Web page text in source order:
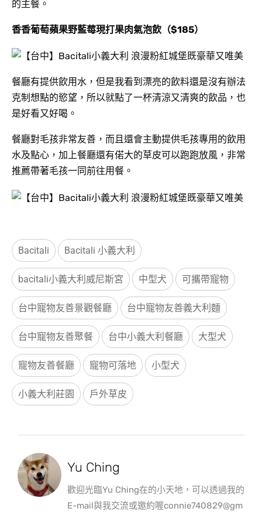
的主餐。
香香葡萄蘋果野藍莓現打果肉氣泡飲（$185）
餐廳有提供飲用水，但是我看到漂亮的飲料還是沒有辦法
克制想點的慾望，所以就點了一杯清涼又清爽的飲品，也
是好看又好喝。
餐廳對毛孩非常友善，而且還會主動提供毛孩專用的飲用
水及點心，加上餐廳還有偌大的草皮可以跑跑放風，非常
推薦帶著毛孩一同前往用餐。
Bacitali Bacitali 小義大利
bacitali小義大利威尼斯宮 中型犬 可攜帶寵物
台中寵物友善景觀餐廳 台中寵物友善義大利麵
台中寵物友善聚餐 台中小義大利餐廳 大型犬
寵物友善餐廳 寵物可落地 小型犬
小義大利莊園 戶外草皮
Yu Ching
歡迎光臨Yu Ching在的小天地，可以透過我的
E-mail與我交流或邀約喔connie740829@gm